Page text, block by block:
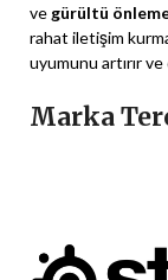
ve gürültü
rahat iletişim
uyumunu artırır
Marka